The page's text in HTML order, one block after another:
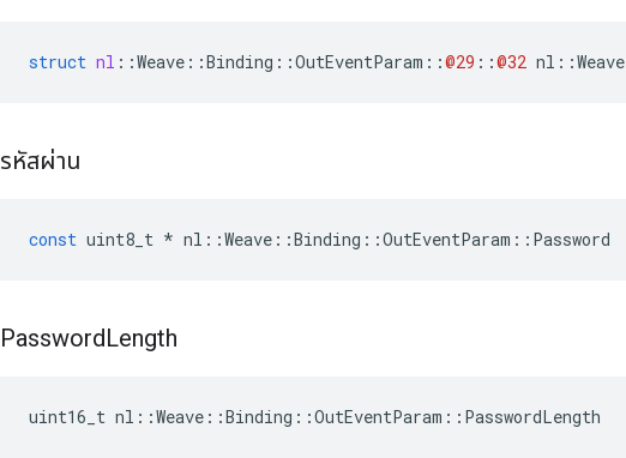
struct nl ::Weave ::Binding ::OutEventParam ::@29 ::@32 nl ::Weave
รหัสผ่าน
const uint8_t * nl ::Weave ::Binding ::OutEventParam :: Password
PasswordLength
uint16_t nl::Weave::Binding::OutEventParam::PasswordLength